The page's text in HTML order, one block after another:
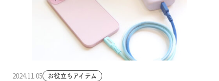
2024.11.05 お役立ちアイテム